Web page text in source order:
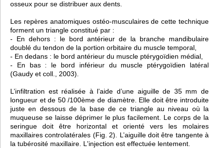
osseux pour se distribuer aux dents.
Les repères anatomiques ostéo-musculaires de cette technique
forment un triangle constitué par :
- En dehors : le bord antérieur de la branche mandibulaire
doublé du tendon de la portion orbitaire du muscle temporal,
- En dedans : le bord antérieur du muscle ptérygoïdien médial,
- En bas : le bord inférieur du muscle ptérygoïdien latéral
(Gaudy et coll., 2003).
L’infiltration est réalisée à l’aide d’une aiguille de 35 mm de
longueur et de 50 /100ème de diamètre. Elle doit être introduite
juste en dessous de la base de ce triangle au niveau où la
muqueuse se laisse déprimer le plus facilement. Le corps de la
seringue doit être horizontal et orienté vers les molaires
maxillaires controlatérales (Fig. 2). L’aiguille doit être tangente à
la tubérosité maxillaire. L'injection est effectuée lentement.